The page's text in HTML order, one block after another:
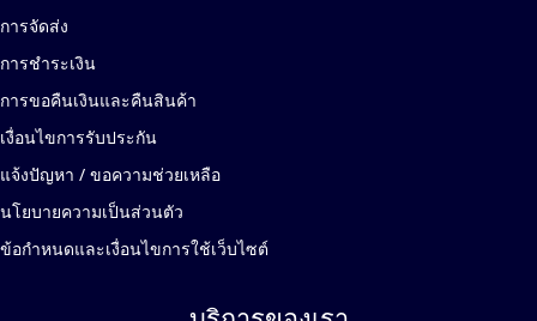
การจัดส่ง
การชำระเงิน
การขอคืนเงินและคืนสินค้า
เงื่อนไขการรับประกัน
แจ้งปัญหา / ขอความช่วยเหลือ
นโยบายความเป็นส่วนตัว
ข้อกำหนดและเงื่อนไขการใช้เว็บไซต์